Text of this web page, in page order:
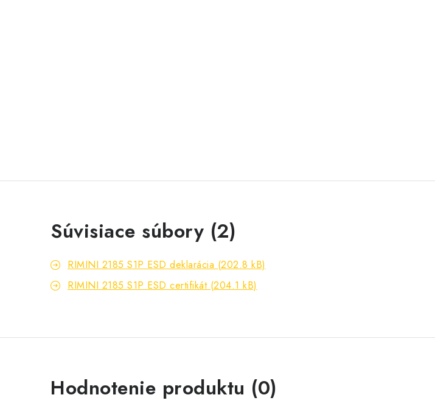
Súvisiace súbory (2)
RIMINI 2185 S1P ESD deklarácia (202.8 kB)
RIMINI 2185 S1P ESD certifikát (204.1 kB)
Hodnotenie produktu (0)